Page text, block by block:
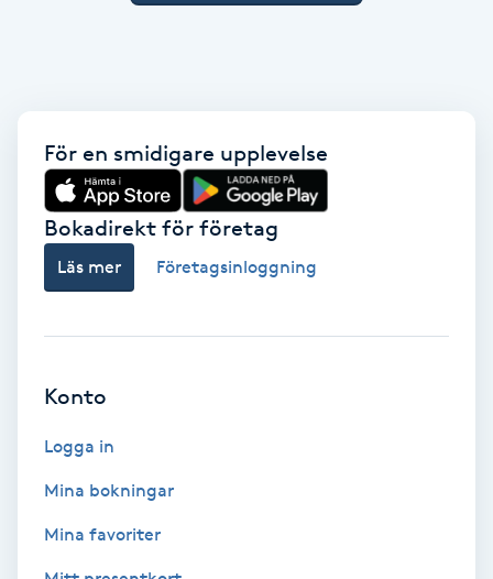
Gua Sha-massage
Hatha Yoga
HIFU
För en smidigare upplevelse
Bokadirekt för företag
Läs mer Företagsinloggning
Konto
Logga in
Mina bokningar
Mina favoriter